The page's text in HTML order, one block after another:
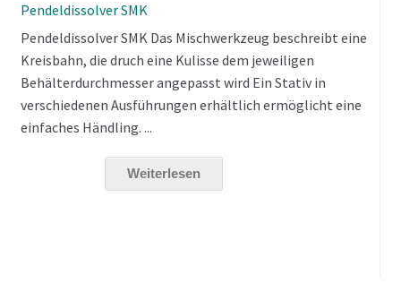
Pendeldissolver SMK
Pendeldissolver SMK Das Mischwerkzeug beschreibt eine
Kreisbahn, die druch eine Kulisse dem jeweiligen
Behälterdurchmesser angepasst wird Ein Stativ in
verschiedenen Ausführungen erhältlich ermöglicht eine
einfaches Händling. ...
Weiterlesen